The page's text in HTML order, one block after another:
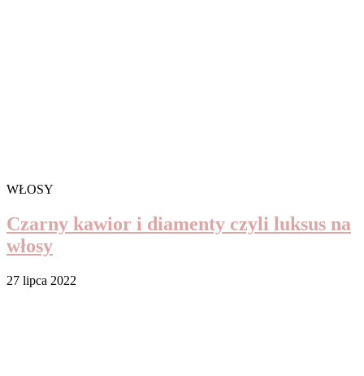
WŁOSY
Czarny kawior i diamenty czyli luksus na
włosy
27 lipca 2022